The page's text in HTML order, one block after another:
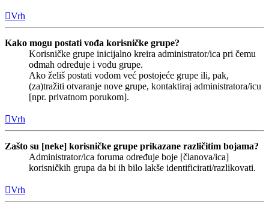
Vrh
Kako mogu postati vođa korisničke grupe?
Korisničke grupe inicijalno kreira administrator/ica pri čemu
odmah određuje i vođu grupe.
Ako želiš postati vođom već postojeće grupe ili, pak,
(za)tražiti otvaranje nove grupe, kontaktiraj administratora/icu
[npr. privatnom porukom].
Vrh
Zašto su [neke] korisničke grupe prikazane različitim bojama?
Administrator/ica foruma određuje boje [članova/ica]
korisničkih grupa da bi ih bilo lakše identificirati/razlikovati.
Vrh